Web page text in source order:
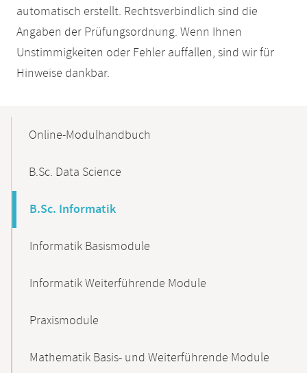
automatisch erstellt. Rechtsverbindlich sind die
Angaben der Prüfungsordnung. Wenn Ihnen
Unstimmigkeiten oder Fehler auffallen, sind wir für
Hinweise dankbar.
NavigationOnline-Modulhandbuch
B.Sc. Data Science
B.Sc. Informatik
Informatik Basismodule
Informatik Weiterführende Module
Praxismodule
Mathematik Basis- und Weiterführende Module